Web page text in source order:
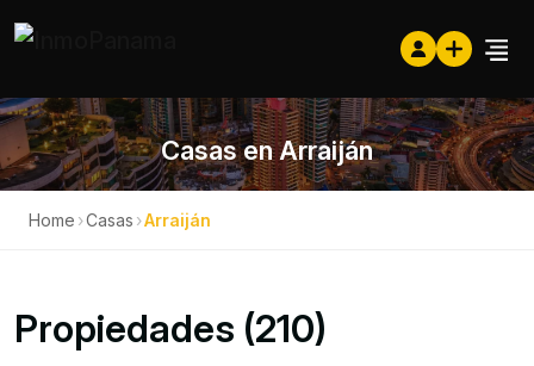
Casas en Arraiján
Home ›Casas ›Arraiján
Propiedades (210)